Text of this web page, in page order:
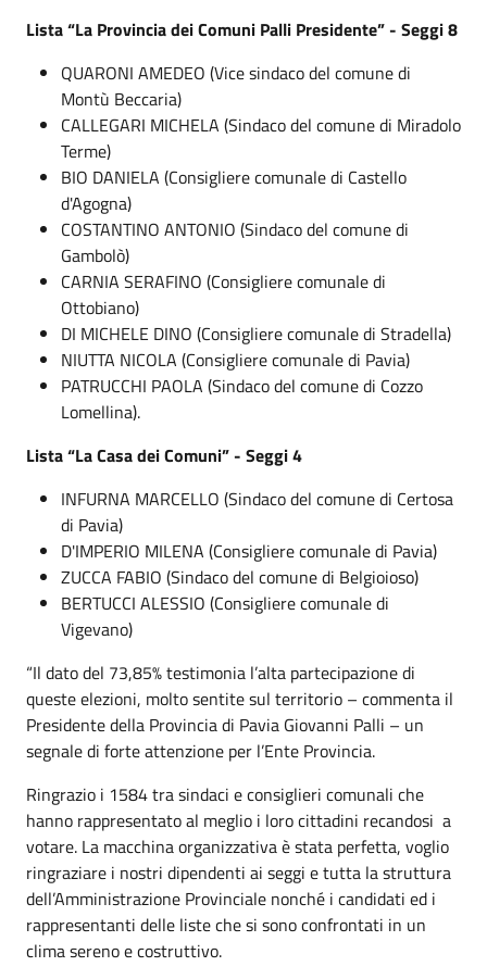
Lista “La Provincia dei Comuni Palli Presidente” - Seggi 8
QUARONI AMEDEO (Vice sindaco del comune di
Montù Beccaria)
CALLEGARI MICHELA (Sindaco del comune di Miradolo
Terme)
BIO DANIELA (Consigliere comunale di Castello
d'Agogna)
COSTANTINO ANTONIO (Sindaco del comune di
Gambolò)
CARNIA SERAFINO (Consigliere comunale di
Ottobiano)
DI MICHELE DINO (Consigliere comunale di Stradella)
NIUTTA NICOLA (Consigliere comunale di Pavia)
PATRUCCHI PAOLA (Sindaco del comune di Cozzo
Lomellina).
Lista “La Casa dei Comuni” - Seggi 4
INFURNA MARCELLO (Sindaco del comune di Certosa
di Pavia)
D'IMPERIO MILENA (Consigliere comunale di Pavia)
ZUCCA FABIO (Sindaco del comune di Belgioioso)
BERTUCCI ALESSIO (Consigliere comunale di
Vigevano)
“Il dato del 73,85% testimonia l’alta partecipazione di
queste elezioni, molto sentite sul territorio – commenta il
Presidente della Provincia di Pavia Giovanni Palli – un
segnale di forte attenzione per l’Ente Provincia.
Ringrazio i 1584 tra sindaci e consiglieri comunali che
hanno rappresentato al meglio i loro cittadini recandosi a
votare. La macchina organizzativa è stata perfetta, voglio
ringraziare i nostri dipendenti ai seggi e tutta la struttura
dell’Amministrazione Provinciale nonché i candidati ed i
rappresentanti delle liste che si sono confrontati in un
clima sereno e costruttivo.